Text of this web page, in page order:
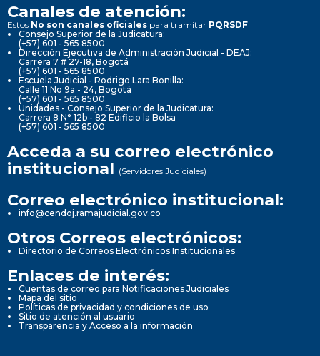
Canales de atención:
Estos No son canales oficiales para tramitar PQRSDF
Consejo Superior de la Judicatura:
(+57) 601 - 565 8500
Dirección Ejecutiva de Administración Judicial - DEAJ:
Carrera 7 # 27-18, Bogotá
(+57) 601 - 565 8500
Escuela Judicial - Rodrigo Lara Bonilla:
Calle 11 No 9a - 24, Bogotá
(+57) 601 - 565 8500
Unidades - Consejo Superior de la Judicatura:
Carrera 8 N° 12b - 82 Edificio la Bolsa
(+57) 601 - 565 8500
Acceda a su correo electrónico
institucional (Servidores Judiciales)
Correo electrónico institucional:
info@cendoj.ramajudicial.gov.co
Otros Correos electrónicos:
Directorio de Correos Electrónicos Institucionales
Enlaces de interés:
Cuentas de correo para Notificaciones Judiciales
Mapa del sitio
Políticas de privacidad y condiciones de uso
Sitio de atención al usuario
Transparencia y Acceso a la información